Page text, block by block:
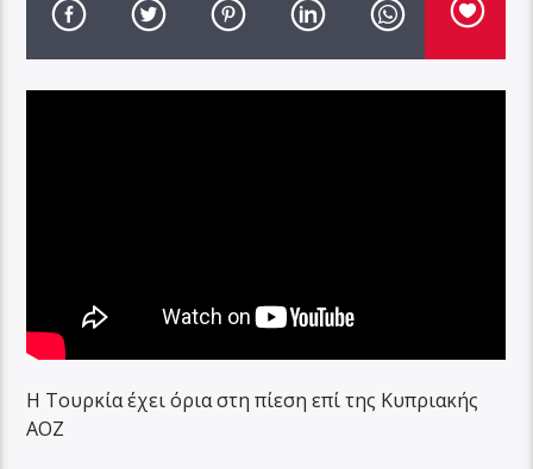
Η Τουρκία έχει όρια στη πίεση επί της Κυπριακής
ΑΟΖ